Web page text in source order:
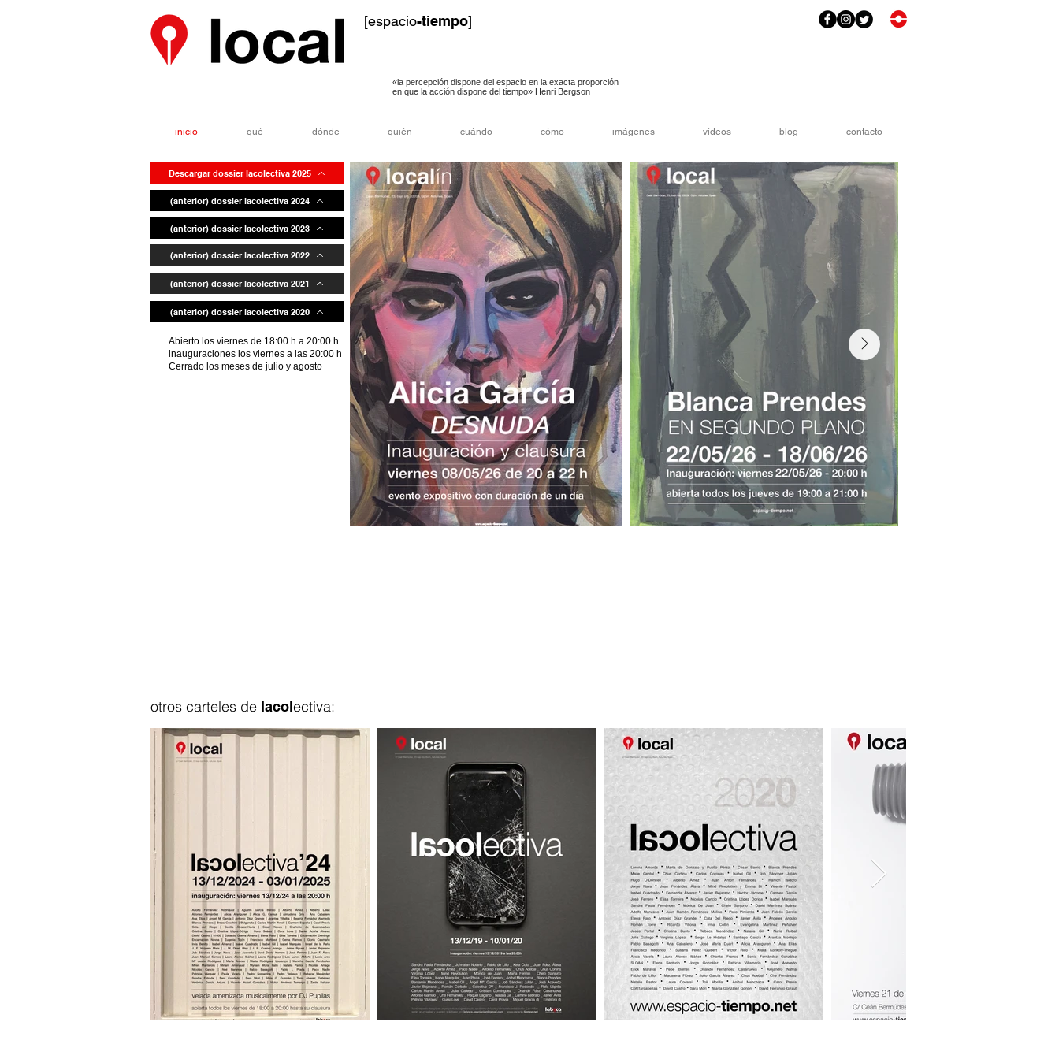
[espacio-tiempo]
«la percepción dispone del espacio en la exacta proporción
en que la acción dispone del tiempo» Henri Bergson
inicio qué dónde quién cuándo cómo imágenes vídeos blog contacto
Descargar dossier lacolectiva 2025
(anterior) dossier lacolectiva 2024
(anterior) dossier lacolectiva 2023
(anterior) dossier lacolectiva 2022
(anterior) dossier lacolectiva 2021
(anterior) dossier lacolectiva 2020
Abierto los viernes de 18:00 h a 20:00 h
inauguraciones los viernes a las 20:00 h
Cerrado los meses de julio y agosto
otros carteles de lacolectiva: